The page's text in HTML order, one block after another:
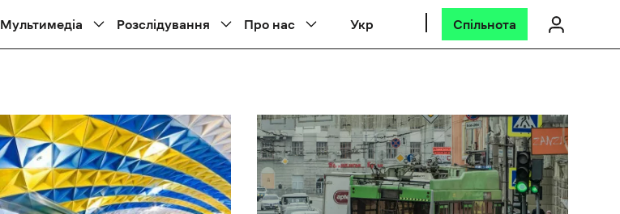
Мультимедіа Розслідування Про нас Укр Спільнота